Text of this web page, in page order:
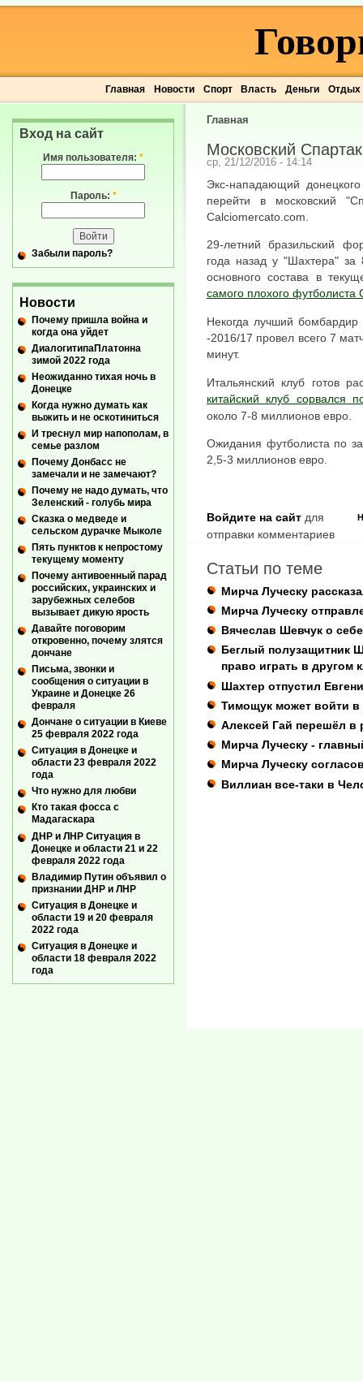
Главная Новости Спорт Власть Деньги Отдых
Главная
Московский
ср, 21/12/2016 - 14:14
Экс-нападающий
перейти в московский
Calciomercato.com.
29-летний бразильский
года назад у "Шахтера" за
основного состава в
самого плохого футболиста
Некогда лучший
-2016/17 провел всего 7
минут.
Итальянский клуб готов
китайский клуб сорвался
около 7-8 миллионов евро.
Ожидания футболиста по
2,5-3 миллионов евро.
Войдите на сайт для
отправки комментариев
Статьи по теме
Мирча Луческу
Мирча Луческу
Вячеслав Шевчук о
Беглый полузащитник
право играть в другом
Шахтер отпустил
Тимощук может войти в
Алексей Гай перешёл в
Мирча Луческу -
Мирча Луческу
Виллиан все-таки в
Вход на сайт
Имя пользователя: *
Пароль: *
Забыли пароль?
Новости
Почему пришла война и
когда она уйдет
ДиалогитипаПлатонна
зимой 2022 года
Неожиданно тихая ночь в
Донецке
Когда нужно думать как
выжить и не оскотиниться
И треснул мир напополам, в
семье разлом
Почему Донбасс не
замечали и не замечают?
Почему не надо думать, что
Зеленский - голубь мира
Сказка о медведе и
сельском дурачке Мыколе
Пять пунктов к непростому
текущему моменту
Почему антивоенный парад
российских, украинских и
зарубежных селебов
вызывает дикую ярость
Давайте поговорим
откровенно, почему злятся
дончане
Письма, звонки и
сообщения о ситуации в
Украине и Донецке 26
февраля
Дончане о ситуации в Киеве
25 февраля 2022 года
Ситуация в Донецке и
области 23 февраля 2022
года
Что нужно для любви
Кто такая фосса с
Мадагаскара
ДНР и ЛНР Ситуация в
Донецке и области 21 и 22
февраля 2022 года
Владимир Путин объявил о
признании ДНР и ЛНР
Ситуация в Донецке и
области 19 и 20 февраля
2022 года
Ситуация в Донецке и
области 18 февраля 2022
года